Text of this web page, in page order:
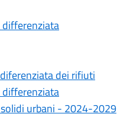
dei rifiuti
urbani - 2024-2029